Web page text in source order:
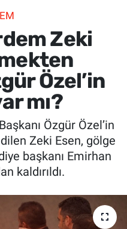
Zeki
Özel’in
mı?
Özgür Özel’in
Zeki Esen, gölge
başkanı Emirhan
kaldırıldı.